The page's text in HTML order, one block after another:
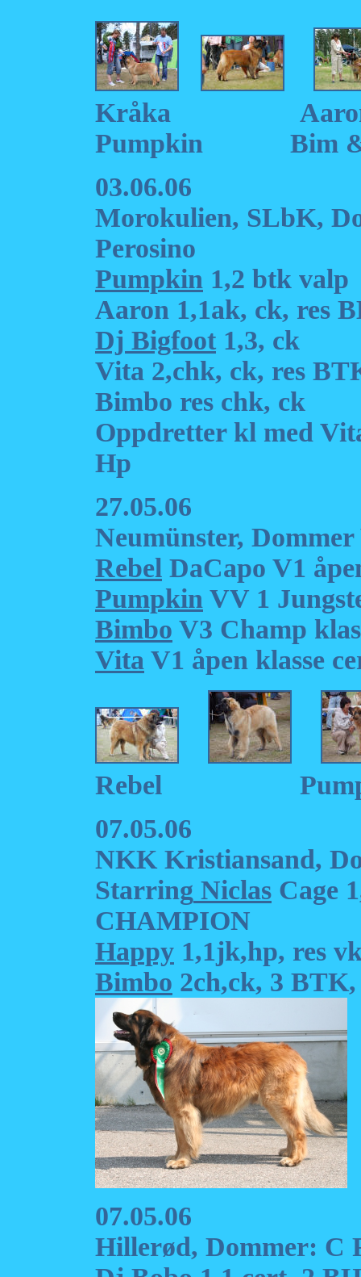
Kråka
Pumpkin Bim &
03.06.06
Morokulien, SLbK,
Perosino
Pumpkin 1,2 btk valp
Aaron 1,1ak, ck, res
Dj Bigfoot 1,3, ck
Vita 2,chk, ck, res
Bimbo res chk, ck
Oppdretter kl med
Hp
27.05.06
Neumünster,
Rebel DaCapo V1
Pumpkin VV 1
Bimbo V3 Champ
Vita V1 åpen klasse
Rebel
07.05.06
NKK Kristiansand,
Starring Niclas Cage
CHAMPION
Happy 1,1jk,hp, res
Bimbo 2ch,ck, 3 BTK,
07.05.06
Hillerød, Dommer: C